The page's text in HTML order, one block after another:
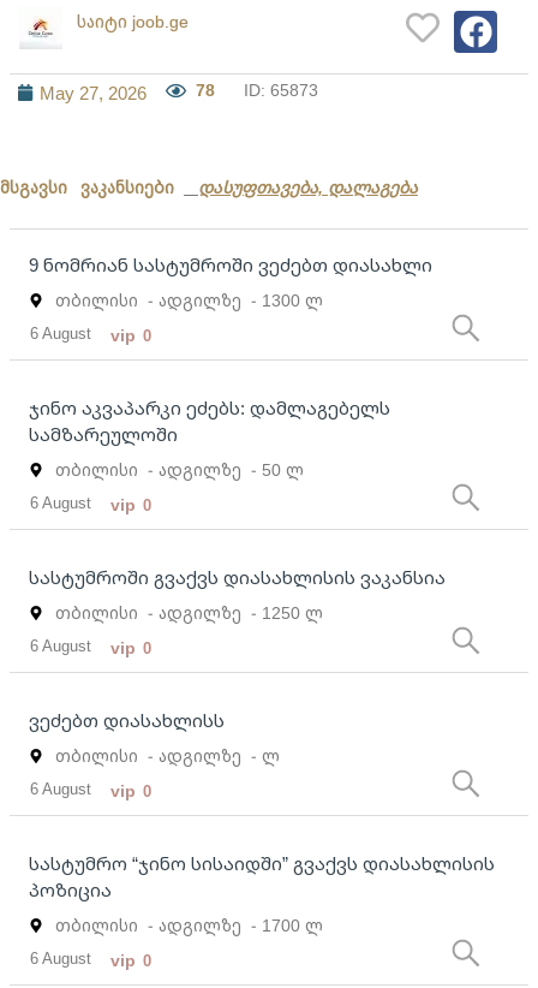
საიტი joob.ge
May 27, 2026 78 ID: 65873
მსგავსი ვაკანსიები დასუფთავება, დალაგება
9 ნომრიან სასტუმროში ვეძებთ დიასახლი
თბილისი - ადგილზე - 1300 ლ
6 August vip 0
ჯინო აკვაპარკი ეძებს: დამლაგებელს
სამზარეულოში
თბილისი - ადგილზე - 50 ლ
6 August vip 0
სასტუმროში გვაქვს დიასახლისის ვაკანსია
თბილისი - ადგილზე - 1250 ლ
6 August vip 0
ვეძებთ დიასახლისს
თბილისი - ადგილზე - ლ
6 August vip 0
სასტუმრო “ჯინო სისაიდში” გვაქვს დიასახლისის
პოზიცია
თბილისი - ადგილზე - 1700 ლ
6 August vip 0